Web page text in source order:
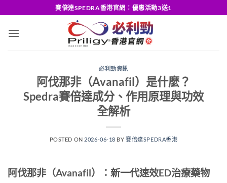
content
賽倍達SPEDRA香港官網：優惠活動3送1
必利勁資訊
阿伐那非（Avanafil）是什麼？
Spedra賽倍達成分、作用原理與功效
全解析
POSTED ON 2026-06-18 BY賽倍達SPEDRA香港
阿伐那非（Avanafil）：新一代速效ED治療藥物